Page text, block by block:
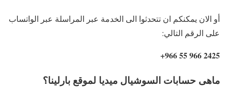
أو الان يمكنكم ان تتحدثوا الى الخدمة عبر المراسلة عبر الواتساب
على الرقم التالي:
2425 966 55 966+
ماهى حسابات السوشيال ميديا لموقع بارلينا؟